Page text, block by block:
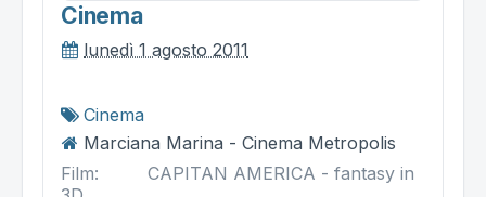
Cinema
lunedì 1 agosto 2011
Cinema
Marciana Marina - Cinema Metropolis
Film: CAPITAN AMERICA - fantasy in